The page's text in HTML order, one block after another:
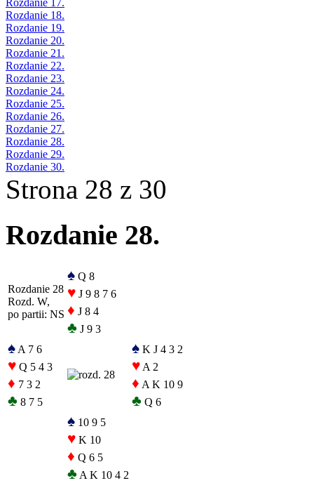
Rozdanie 17.
Rozdanie 18.
Rozdanie 19.
Rozdanie 20.
Rozdanie 21.
Rozdanie 22.
Rozdanie 23.
Rozdanie 24.
Rozdanie 25.
Rozdanie 26.
Rozdanie 27.
Rozdanie 28.
Rozdanie 29.
Rozdanie 30.
Strona 28 z 30
Rozdanie 28.
Rozdanie 28
Rozd. W,
po partii: NS
♠ Q 8
♥ J 9 8 7 6
♦ J 8 4
♣ J 9 3
♠ A 7 6
♥ Q 5 4 3
♦ 7 3 2
♣ 8 7 5
♠ K J 4 3 2
♥ A 2
♦ A K 10 9
♣ Q 6
♠ 10 9 5
♥ K 10
♦ Q 6 5
♣ A K 10 4 2